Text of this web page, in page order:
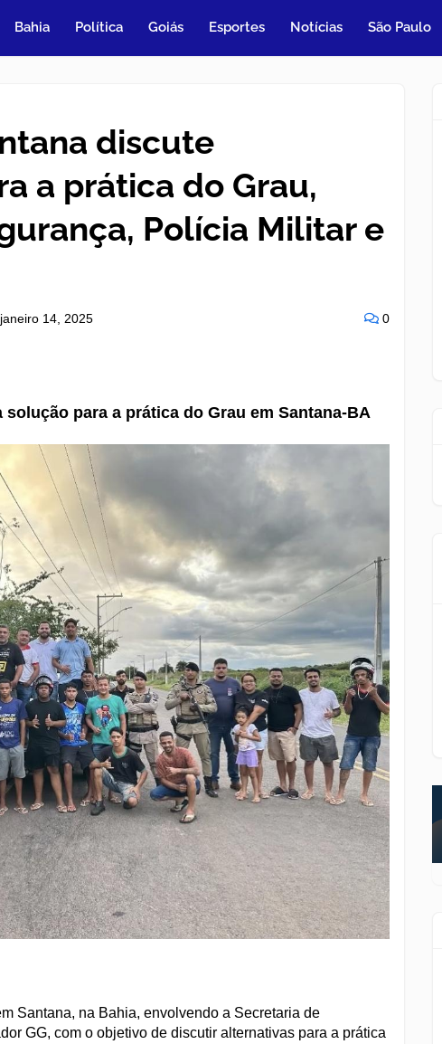
Bahia Política Goiás Esportes Notícias São Paulo
discute
a prática do Grau,
Polícia Militar e
janeiro 14, 2025 0
para a prática do Grau em Santana-BA
Santana, na Bahia, envolvendo a Secretaria de
GG, com o objetivo de discutir alternativas para a prática